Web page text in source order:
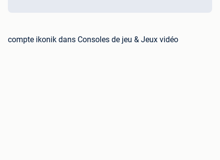
compte ikonik dans Consoles de jeu & Jeux vidéo